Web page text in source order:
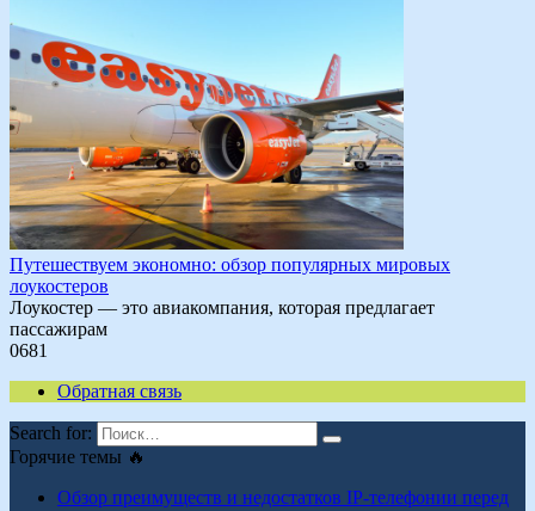
Путешествуем экономно: обзор популярных мировых
лоукостеров
Лоукостер — это авиакомпания, которая предлагает
пассажирам
0681
Обратная связь
Search for:
Горячие темы 🔥
Обзор преимуществ и недостатков IP-телефонии перед